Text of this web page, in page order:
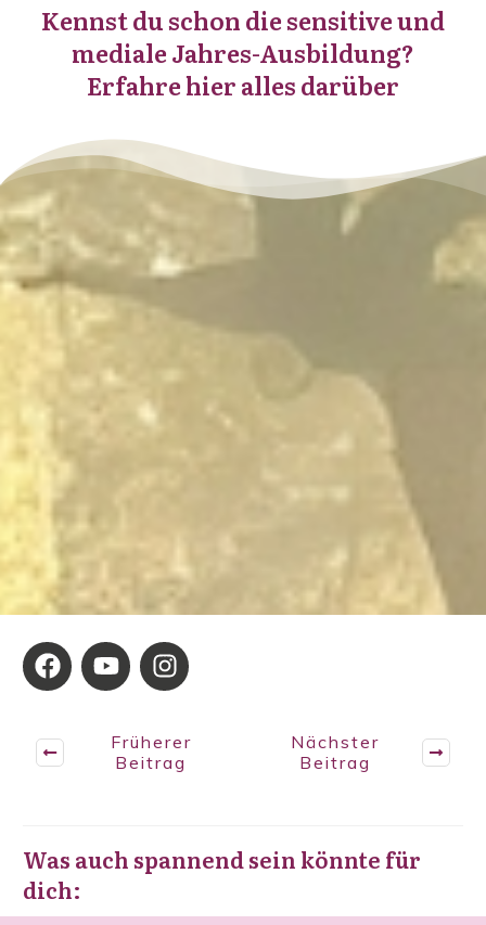
Kennst du schon die sensitive und
mediale Jahres-Ausbildung?
Erfahre hier alles darüber
Früherer
Beitrag
Nächster
Beitrag
Was auch spannend sein könnte für
dich: